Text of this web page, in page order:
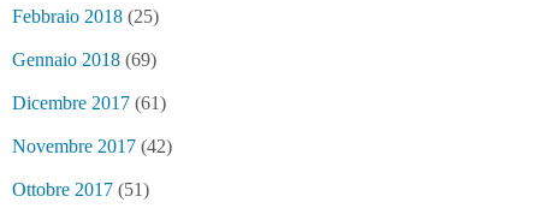
Febbraio 2018 (25)
Gennaio 2018 (69)
Dicembre 2017 (61)
Novembre 2017 (42)
Ottobre 2017 (51)